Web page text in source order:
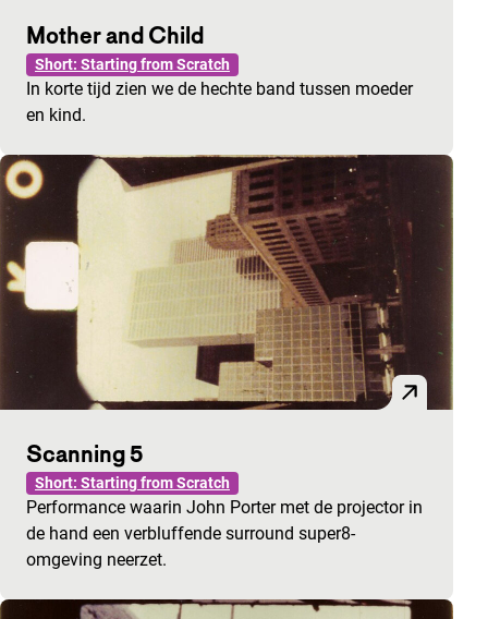
Mother and Child
Short: Starting from Scratch
In korte tijd zien we de hechte band tussen moeder
en kind.
Scanning 5
Short: Starting from Scratch
Performance waarin John Porter met de projector in
de hand een verbluffende surround super8-
omgeving neerzet.